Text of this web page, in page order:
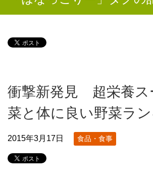
衝撃新発見 超栄養ス
菜と体に良い野菜ラ
2015年3月17日 食品・食事